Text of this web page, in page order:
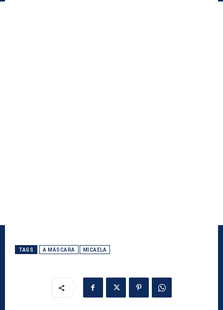
TAGS A MÁSCARA MICAELA